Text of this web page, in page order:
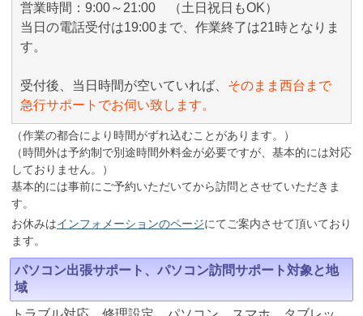
営業時間：9:00～21:00 （土日祝日もOK）
当日の電話受付は19:00まで、作業終了は21時となりま
す。
受付後、当日時間が空いていれば、 そのまま西台まで
急行サポートでお伺い致します。
（作業の都合により時間がずれ込むことがあります。）
（時間外は予約制で別途時間外料金が必要ですが、基本的には対応
しておりません。）
基本的には事前にご予約いただいてから訪問とさせていただきま
す。
お休みはインフォメーションのページにてご案内させて頂いており
ます。
パソコン出張サポート、パソコン訪問サポート対象と地
域